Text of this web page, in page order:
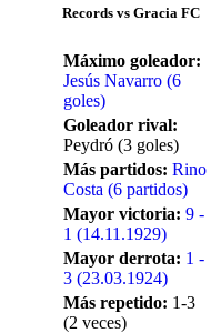
Records vs Gracia FC
Máximo goleador:
Jesús Navarro (6
goles)
Goleador rival:
Peydró (3 goles)
Más partidos: Rino
Costa (6 partidos)
Mayor victoria: 9 -
1 (14.11.1929)
Mayor derrota: 1 -
3 (23.03.1924)
Más repetido: 1-3
(2 veces)